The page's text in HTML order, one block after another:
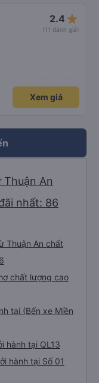
2.4 star_rate
(11 đánh giá)
Xem giá
An
nhất: 86
Thuận An chất
chất lượng cao
tại (Bến xe Miền
hành tại QL13
hành tại Số 01